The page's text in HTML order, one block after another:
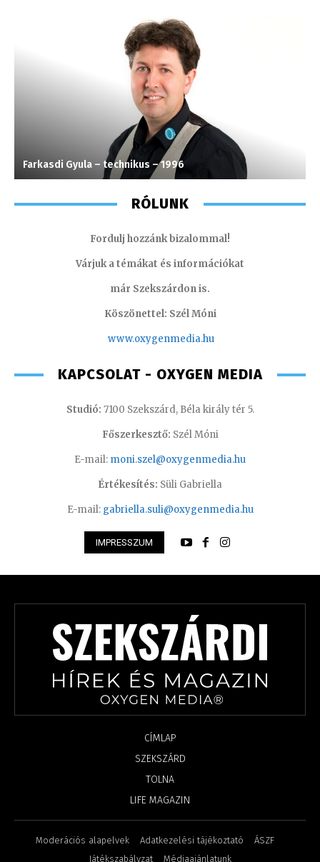
Farkasdi Gyula – technikus – 1996
RÓLUNK
Fordulj hozzánk bizalommal!
Várjuk a témákat és információkat
már Szekszárdon is.
Köszönettel: Szél Móni
www.oxygenmedia.hu
KAPCSOLAT - OXYGEN MEDIA
Studió: 7100 Szekszárd, Béla király tér 5.
Főszerkesztő: Szél Móni
E-mail: moni.szel@oxygenmedia.hu
Értékesítés: Süli Gabriella
E-mail: gabriella.suli@oxygenmedia.hu
IMPRESSZUM
CÍMLAP
SZEKSZÁRD
TOLNA
LIFE MAGAZIN
Moderációs alapelvek Adatkezelési tájékoztató
ÁSZF
Játékszabályzat
Médiaajánlatunk